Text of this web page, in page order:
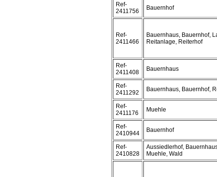
Ref-
2411756
Bauernhof
Ref-
2411466
Bauernhaus, Bauernhof,
Reitanlage, Reiterhof
Ref-
2411408
Bauernhaus
Ref-
2411292
Bauernhaus, Bauernhof,
Ref-
2411176
Muehle
Ref-
2410944
Bauernhof
Ref-
2410828
Aussiedlerhof,
Muehle, Wald